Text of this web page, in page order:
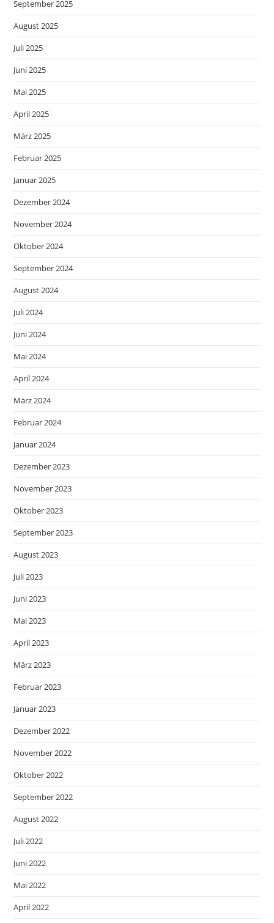
September 2025
August 2025
Juli 2025
Juni 2025
Mai 2025
April 2025
März 2025
Februar 2025
Januar 2025
Dezember 2024
November 2024
Oktober 2024
September 2024
August 2024
Juli 2024
Juni 2024
Mai 2024
April 2024
März 2024
Februar 2024
Januar 2024
Dezember 2023
November 2023
Oktober 2023
September 2023
August 2023
Juli 2023
Juni 2023
Mai 2023
April 2023
März 2023
Februar 2023
Januar 2023
Dezember 2022
November 2022
Oktober 2022
September 2022
August 2022
Juli 2022
Juni 2022
Mai 2022
April 2022